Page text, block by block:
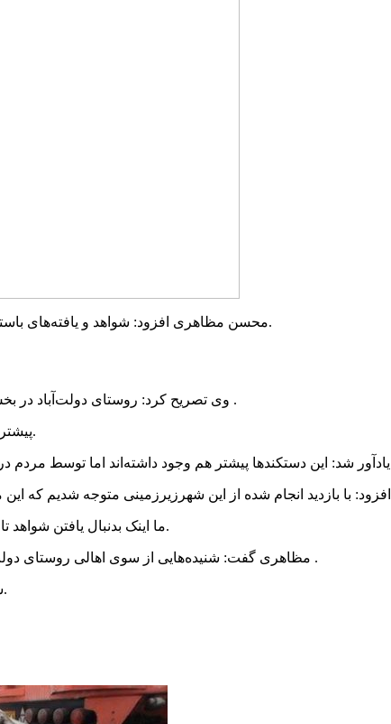
محسن مظاهری افزود: شواهد و یافته‌های باستانشناسی، قدمت دوره اشکانی این شهر زیرزمینی را قطعی کرده است.
وی تصریح کرد: روستای دولت‌آباد در بخش کَروَن این شهرستان در پنج کیلومتری روستای “کُرد علیا” واقع است .
پیشتر هم یک شهر زیرزمینی مربوط به دوره اشکانی در آن شناسایی شده بود.
ما اینک بدنبال یافتن شواهد تاریخی و باستان شناسی مرتبط با قدمت هخامنشی این دستکندها هستیم.
مظاهری گفت: شنیده‌هایی از سوی اهالی روستای دولت‌آباد وجود دارد که راه‌های زیرزمینی دیگری هم بین روستاها وجود دارد .
شهرستان تیران و کَروَن در ۵۰ کیلومتری غرب استان اصفهان قرار دارد.